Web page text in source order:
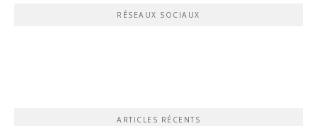
RÉSEAUX SOCIAUX
ARTICLES RÉCENTS